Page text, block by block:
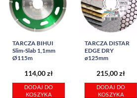
TARCZA BIHUI
Slim-Slab 1,1mm
Ø115m
114,00zł
DODAJ DO
KOSZYKA
TARCZA DISTAR
EDGE DRY
ø125mm
215,00zł
DODAJ DO
KOSZYKA